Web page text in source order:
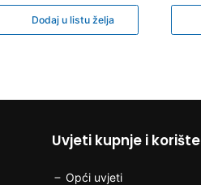
Dodaj u listu želja
Uvjeti kupnje i
Opći uvjeti